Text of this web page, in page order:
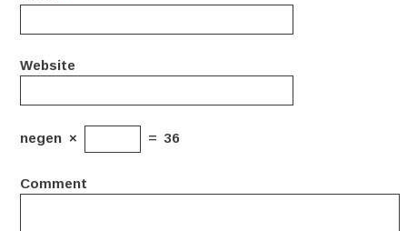
Website
negen × = 36
Comment